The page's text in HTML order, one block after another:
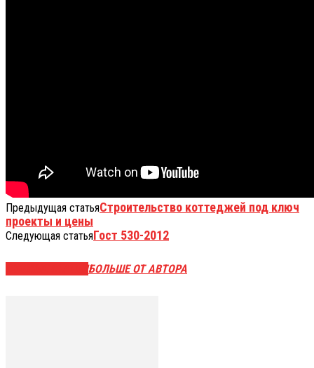
Предыдущая статьяСтроительство коттеджей под ключ
проекты и цены
Следующая статьяГост 530-2012
БОЛЬШЕ ОТ АВТОРА